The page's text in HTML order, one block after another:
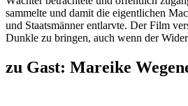
sammelte und damit die eigentlichen
und Staatsmänner entlarvte. Der Film
Dunkle zu bringen, auch wenn der
zu Gast: Mareike